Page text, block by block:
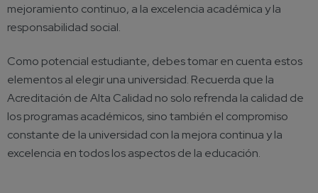
mejoramiento continuo, a la excelencia académica y la
responsabilidad social.
Como potencial estudiante, debes tomar en cuenta estos
elementos al elegir una universidad. Recuerda que la
Acreditación de Alta Calidad no solo refrenda la calidad de
los programas académicos, sino también el compromiso
constante de la universidad con la mejora continua y la
excelencia en todos los aspectos de la educación.